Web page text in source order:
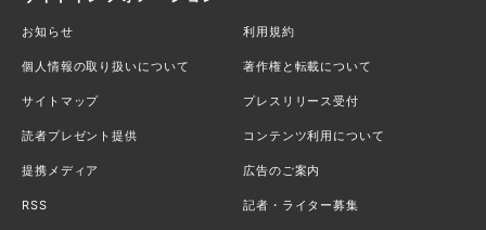
お知らせ 利用規約
個人情報の取り扱いについて 著作権と転載について
サイトマップ プレスリリース受付
読者プレゼント提供 コンテンツ利用について
提携メディア 広告のご案内
RSS 記者・ライター募集